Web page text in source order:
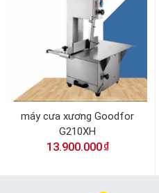
máy cưa xương Goodfor
G210XH
13.900.000 ₫